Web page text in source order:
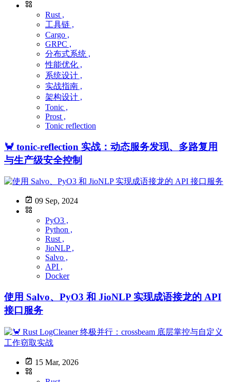
Rust ,
工具链 ,
Cargo ,
GRPC ,
分布式系统 ,
性能优化 ,
系统设计 ,
实战指南 ,
架构设计 ,
Tonic ,
Prost ,
Tonic reflection
🦀 tonic-reflection 实战：动态服务发现、多路复用
与生产级安全控制
09 Sep, 2024
PyO3 ,
Python ,
Rust ,
JioNLP ,
Salvo ,
API ,
Docker
使用 Salvo、PyO3 和 JioNLP 实现成语接龙的 API
接口服务
15 Mar, 2026